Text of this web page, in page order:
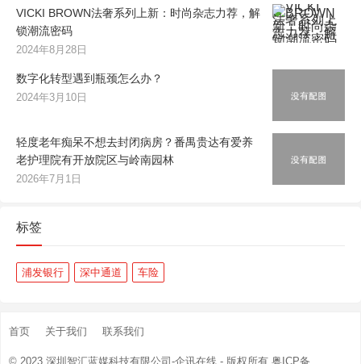
VICKI BROWN法奢系列上新：时尚杂志力荐，解
锁潮流密码
2024年8月28日
数字化转型遇到瓶颈怎么办？
2024年3月10日
轻度老年痴呆不想去封闭病房？番禺贵达有爱养
老护理院有开放院区与岭南园林
2026年7月1日
标签
浦发银行 深中通道 车险
首页 关于我们 联系我们
© 2023 深圳智汇蓝媒科技有限公司-企讯在线 - 版权所有 粤ICP备